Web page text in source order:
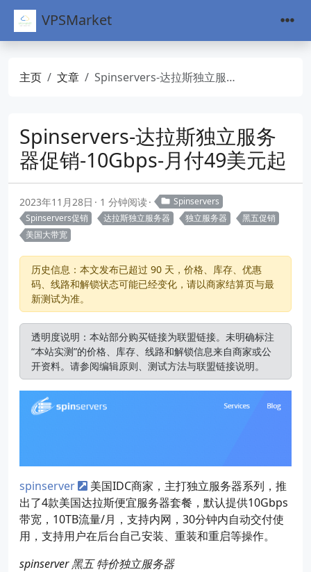
VPSMarket
主页 文章 Spinservers-达拉斯独立服务器促销-10Gbps-月付49美元起
Spinservers-达拉斯独立服务
器促销-10Gbps-月付49美元起
2023年11月28日 1 分钟阅读
Spinservers
Spinservers促销
达拉斯独立服务器 独立服务器
黑五促销
美国大带宽
历史信息：本文发布已超过 90 天，价格、库存、优惠
码、线路和解锁状态可能已经变化，请以商家结算页与最
新测试为准。
透明度说明：本站部分购买链接为联盟链接。未明确标注
“本站实测”的价格、库存、线路和解锁信息来自商家或公
开资料。请参阅编辑原则、 测试方法与联盟链接说明。
spinserver
美国IDC商家，主打独立服务器系列，推
出了4款美国达拉斯便宜服务器套餐，默认提供10Gbps
带宽，10TB流量/月，支持内网，30分钟内自动交付使
用，支持用户在后台自己安装、重装和重启等操作。
spinserver 黑五 特价独立服务器